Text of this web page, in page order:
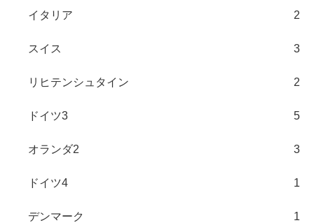
イタリア 2
スイス 3
リヒテンシュタイン 2
ドイツ3 5
オランダ2 3
ドイツ4 1
デンマーク 1